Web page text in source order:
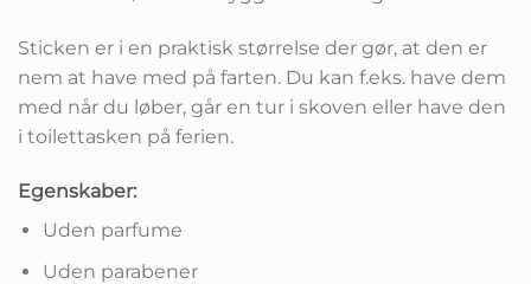
Sticken er i en praktisk størrelse der gør, at den er
nem at have med på farten. Du kan f.eks. have dem
med når du løber, går en tur i skoven eller have den
i toilettasken på ferien.
Egenskaber:
Uden parfume
Uden parabener